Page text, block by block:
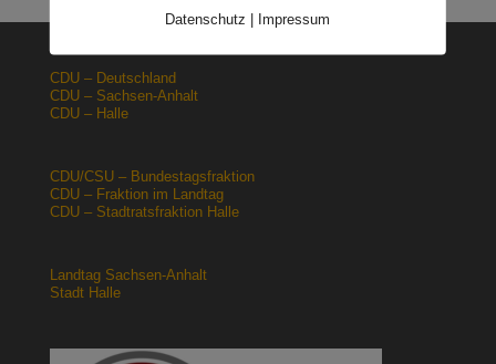
CDU – Deutschland
CDU – Sachsen-Anhalt
CDU – Halle
CDU/CSU – Bundestagsfraktion
CDU – Fraktion im Landtag
CDU – Stadtratsfraktion Halle
Landtag Sachsen-Anhalt
Stadt Halle
Datenschutz | Impressum